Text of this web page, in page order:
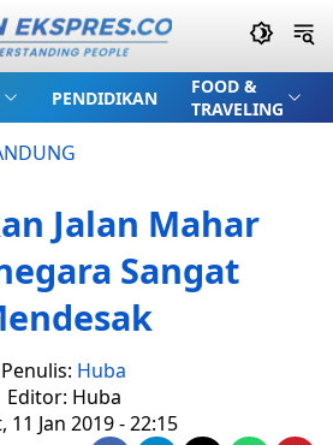
PENDIDIKAN
FOOD &
TRAVELING
Jalan Mahar
Sangat
Penulis: Huba
Editor: Huba
11 Jan 2019 - 22:15